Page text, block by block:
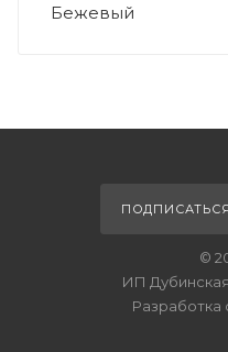
Бежевый
©
ИП
Разработка